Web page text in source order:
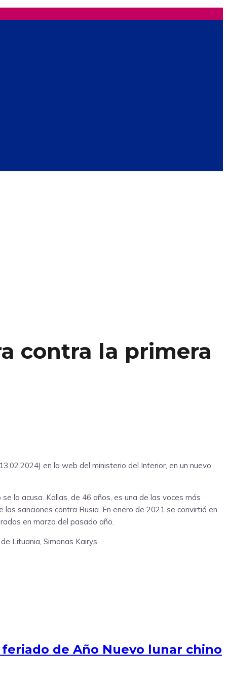
contra la primera
en la web del ministerio del Interior, en un nuevo
la acusa. Kallas, de 46 años, es una de las voces más
sanciones contra Rusia. En enero de 2021 se convirtió en
en marzo del pasado año.
Lituania, Simonas Kairys.
de Año Nuevo lunar chino